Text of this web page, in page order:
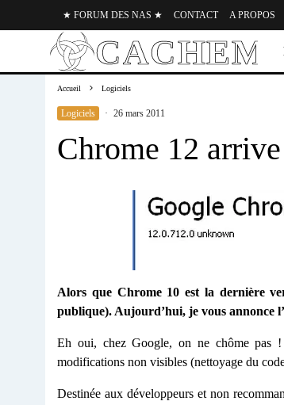
★ FORUM DES NAS ★ CONTACT A PROPOS
Accueil Logiciels
Logiciels · 26 mars 2011
Chrome 12
Alors que Chrome 10 est la dernière
publique). Aujourd’hui, je vous annonce
Eh oui, chez Google, on ne chôme pas
modifications non visibles (nettoyage du
Destinée aux développeurs et non